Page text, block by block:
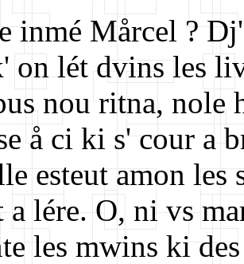
inmé Mårcel ?
on lét dvins les
nou ritna, nole
å ci ki s' cour a
esteut amon les
a lére. O, ni vs
les mwins ki